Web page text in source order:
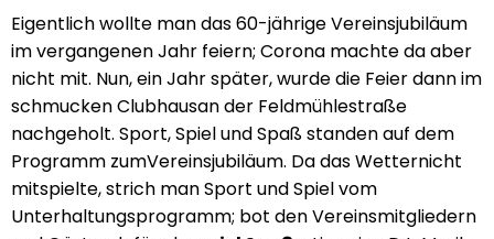
Eigentlich wollte man das 60-jährige Vereinsjubiläum
im vergangenen Jahr feiern; Corona machte da aber
nicht mit. Nun, ein Jahr später, wurde die Feier dann im
schmucken Clubhausan der Feldmühlestraße
nachgeholt. Sport, Spiel und Spaß standen auf dem
Programm zumVereinsjubiläum. Da das Wetternicht
mitspielte, strich man Sport und Spiel vom
Unterhaltungsprogramm; bot den Vereinsmitgliedern